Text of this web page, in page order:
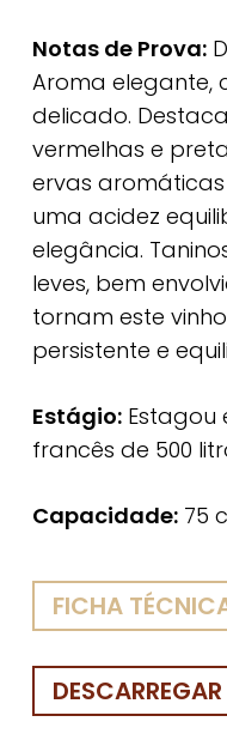
Notas de Prova:
Aroma elegante,
delicado.
vermelhas e
ervas aromáticas
uma acidez
elegância.
leves, bem
tornam este
persistente e
Estágio:Estagou
francês de 500
Capacidade:75
FICHA